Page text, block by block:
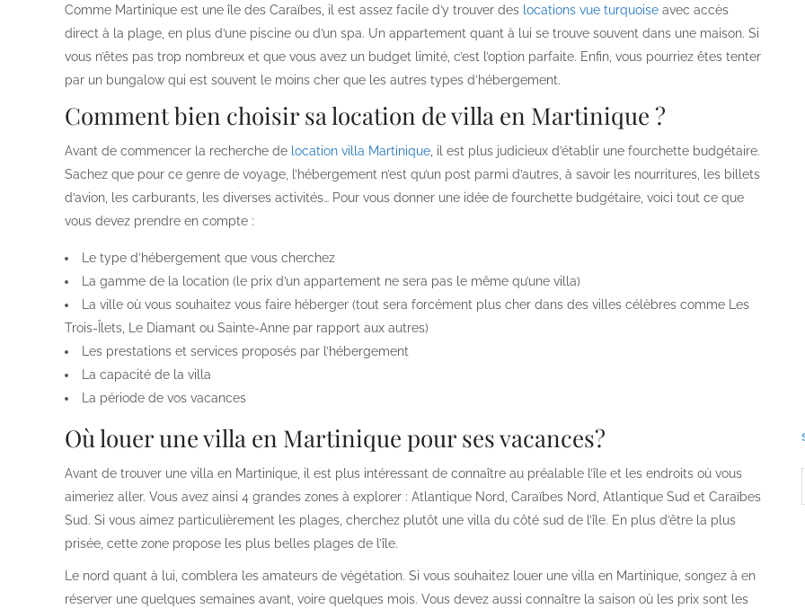
Comme Martinique est une île des Caraïbes, il est assez facile d’y trouver des locations vue turquoise avec accès
direct à la plage, en plus d’une piscine ou d’un spa. Un appartement quant à lui se trouve souvent dans une maison. Si
vous n’êtes pas trop nombreux et que vous avez un budget limité, c’est l’option parfaite. Enfin, vous pourriez êtes tenter
par un bungalow qui est souvent le moins cher que les autres types d’hébergement.
Comment bien choisir sa location de villa en Martinique ?
Avant de commencer la recherche de location villa Martinique , il est plus judicieux d’établir une fourchette budgétaire.
Sachez que pour ce genre de voyage, l’hébergement n’est qu’un post parmi d’autres, à savoir les nourritures, les billets
d’avion, les carburants, les diverses activités… Pour vous donner une idée de fourchette budgétaire, voici tout ce que
vous devez prendre en compte :
Le type d’hébergement que vous cherchez
La gamme de la location (le prix d’un appartement ne sera pas le même qu’une villa)
La ville où vous souhaitez vous faire héberger (tout sera forcément plus cher dans des villes célèbres comme Les
Trois-Îlets, Le Diamant ou Sainte-Anne par rapport aux autres)
Les prestations et services proposés par l’hébergement
La capacité de la villa
La période de vos vacances
Où louer une villa en Martinique pour ses vacances?
Avant de trouver une villa en Martinique, il est plus intéressant de connaître au préalable l’île et les endroits où vous
aimeriez aller. Vous avez ainsi 4 grandes zones à explorer : Atlantique Nord, Caraïbes Nord, Atlantique Sud et Caraïbes
Sud. Si vous aimez particulièrement les plages, cherchez plutôt une villa du côté sud de l’île. En plus d’être la plus
prisée, cette zone propose les plus belles plages de l’île.
Le nord quant à lui, comblera les amateurs de végétation. Si vous souhaitez louer une villa en Martinique, songez à en
réserver une quelques semaines avant, voire quelques mois. Vous devez aussi connaître la saison où les prix sont les